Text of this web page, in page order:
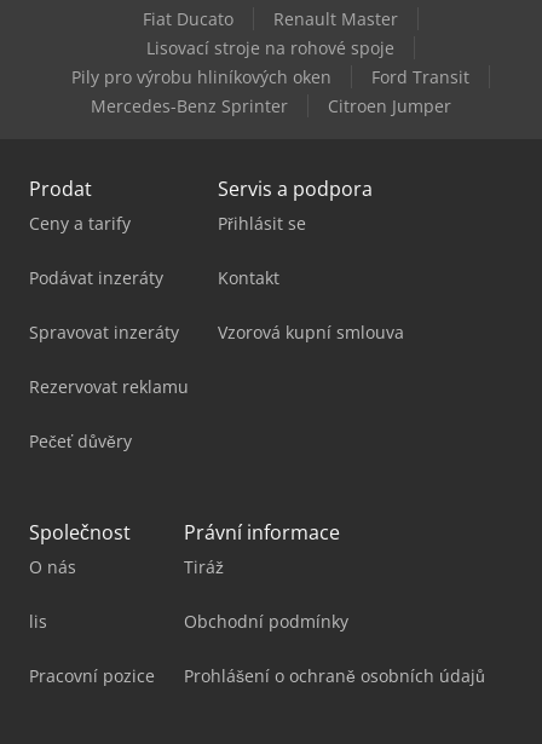
Metallkraft Vmbs 1408
Vollmer Cmf 200
Fiat Ducato
Renault Master
Lisovací stroje na rohové spoje
Pily pro výrobu hliníkových oken
Ford Transit
Mercedes-Benz Sprinter
Citroen Jumper
Prodat
Ceny a tarify
Podávat inzeráty
Spravovat inzeráty
Rezervovat reklamu
Pečeť důvěry
Servis a podpora
Přihlásit se
Kontakt
Vzorová kupní smlouva
Společnost
O nás
lis
Pracovní pozice
Právní informace
Tiráž
Obchodní podmínky
Prohlášení o ochraně osobních údajů